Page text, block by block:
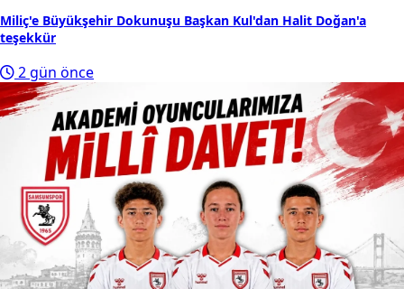
Miliç'e Büyükşehir Dokunuşu Başkan Kul'dan Halit Doğan'a
teşekkür
2 gün önce